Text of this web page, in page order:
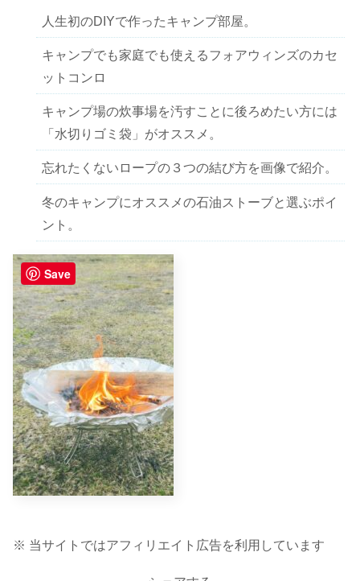
人生初のDIYで作ったキャンプ部屋。
キャンプでも家庭でも使えるフォアウィンズのカセ
ットコンロ
キャンプ場の炊事場を汚すことに後ろめたい方には
「水切りゴミ袋」がオススメ。
忘れたくないロープの３つの結び方を画像で紹介。
冬のキャンプにオススメの石油ストーブと選ぶポイ
ント。
※ 当サイトではアフィリエイト広告を利用しています
Save